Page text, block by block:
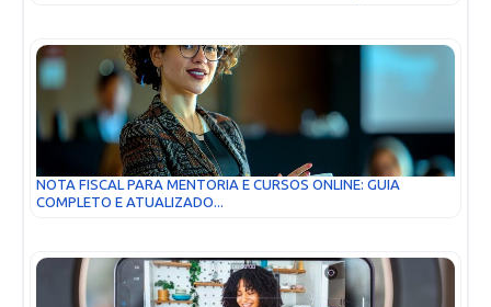
NOTA FISCAL PARA MENTORIA E CURSOS ONLINE: GUIA
COMPLETO E ATUALIZADO...